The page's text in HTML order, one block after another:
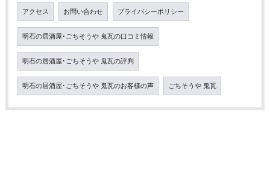
アクセス お問い合わせ プライバシーポリシー
明石の居酒屋･ごちそうや 鬼瓦の口コミ情報
明石の居酒屋･ごちそうや 鬼瓦の評判
明石の居酒屋･ごちそうや 鬼瓦のお客様の声 ごちそうや 鬼瓦